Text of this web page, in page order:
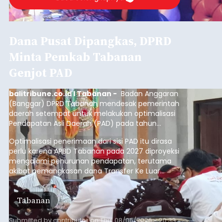
Dana Pusat Dipangkas, DPRD
Minta Pemkab Tabanan
Genjot PAD
balitribune.co.id I Tabanan - Badan Anggaran
(Banggar) DPRD Tabanan mendesak pemerintah
daerah setempat untuk melakukan optimalisasi
Pendapatan Asli Daerah (PAD) pada tahun
anggaran 2027.
Optimalisasi penerimaan dari sisi PAD itu dirasa
perlu karena APBD Tabanan pada 2027 diproyeksi
mengalami penurunan pendapatan, terutama
akibat pemangkasan dana Transfer Ke Luar
Daerah (TKD) dari pemerintah pusat.
Tabanan
Submitted bycontributoronThu, 08/06/2026 - 20:33